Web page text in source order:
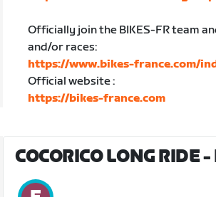
Officially join the BIKES-FR team
and/or races:
https://www.bikes-france.com/
Official website :
https://bikes-france.com
COCORICO LONG RIDE